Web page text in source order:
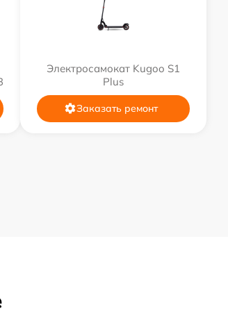
Электросамокат Kugoo S1
Plus
Заказать ремонт